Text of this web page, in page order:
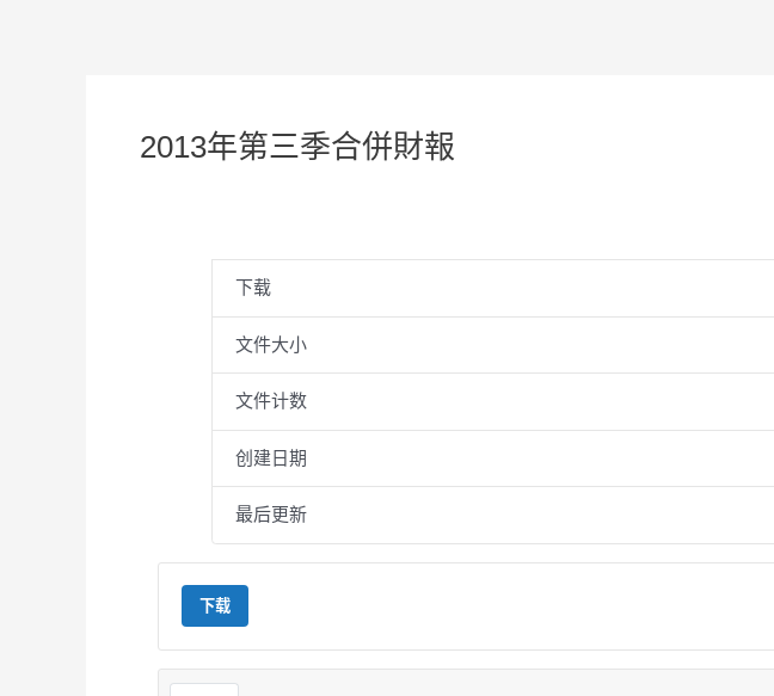
2013年第三季合併財報
下载
文件大小
文件计数
创建日期
最后更新
下载